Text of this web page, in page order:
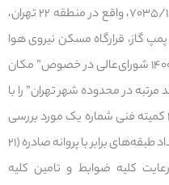
مشاعی با تراکم ۵۷۰ درصد” “پلاک ثبتی ۷۰۳۵/۱، واقع در منطقه ۲۲ تهران،
گاز، قرارگاه مسکن نیروی هوا
فضای سپاه” ، با مصوبه مورخ ۲۴ خرداد ۱۴۰۰ شورای‌عالی در خصوص” مکان
در محدوده شهر تهران” را با
توجه به صورت‌جلسه مورخ ۱۰ مرداد ۱۴۰۳ کمیته فنی شماره یک مورد بررسی
قرار داد و با مصوبه کمیسیون مزبور با تعداد طبقه‌های برابر با پروانه صادره (۲۱
منوط به رعایت کلیه ضوابط و تامین کلیه